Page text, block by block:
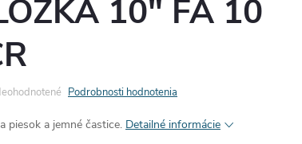
10" FA 10
Podrobnosti hodnotenia
piesok a jemné častice. Detailné informácie